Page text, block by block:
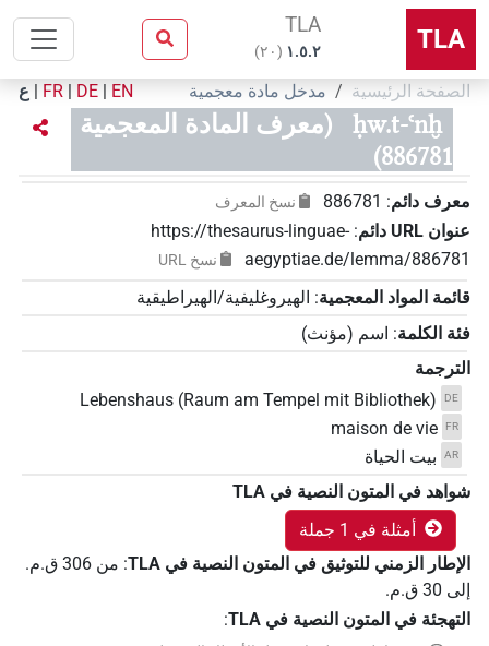
TLA
TLA
۱.٥.٢ (٢٠)
الصفحة الرئيسية مدخل مادة معجمية EN
|
DE
|
FR
| ع
ḥw.t-ꜥnḫ
(معرف المادة المعجمية
886781)
معرف دائم:
886781 نسخ المعرف
عنوان‏ ‏URL‏ دائم :
https://thesaurus-linguae-
aegyptiae.de/lemma/886781
نسخ‏ ‏URL
قائمة المواد المعجمية: الهيروغليفية/الهيراطيقية
فئة الكلمة: اسم (مؤنث)
الترجمة
DE
Lebenshaus (Raum am Tempel mit Bibliothek)
FR
maison de vie
AR
بيت الحياة
شواهد في المتون النصية في ‏TLA
أمثلة في 1 جملة
الإطار الزمني للتوثيق في المتون النصية في ‏TLA
: من 306 ق.م.
إلى 30 ق.م.
التهجئة في المتون النصية في TLA
: